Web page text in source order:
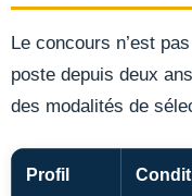
Le concours n’est
poste depuis deux
des modalités de
Profil